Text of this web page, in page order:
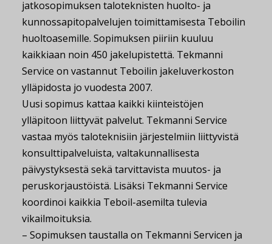
jatkosopimuksen taloteknisten huolto- ja
kunnossapitopalvelujen toimittamisesta Teboilin
huoltoasemille. Sopimuksen piiriin kuuluu
kaikkiaan noin 450 jakelupistettä. Tekmanni
Service on vastannut Teboilin jakeluverkoston
ylläpidosta jo vuodesta 2007.
Uusi sopimus kattaa kaikki kiinteistöjen
ylläpitoon liittyvät palvelut. Tekmanni Service
vastaa myös taloteknisiin järjestelmiin liittyvistä
konsulttipalveluista, valtakunnallisesta
päivystyksestä sekä tarvittavista muutos- ja
peruskorjaustöistä. Lisäksi Tekmanni Service
koordinoi kaikkia Teboil-asemilta tulevia
vikailmoituksia.
– Sopimuksen taustalla on Tekmanni Servicen ja